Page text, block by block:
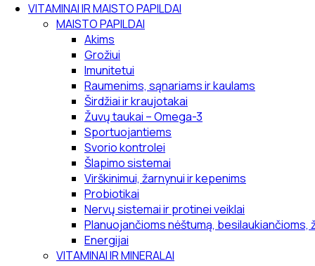
VITAMINAI IR MAISTO PAPILDAI
MAISTO PAPILDAI
Akims
Grožiui
Imunitetui
Raumenims, sąnariams ir kaulams
Širdžiai ir kraujotakai
Žuvų taukai – Omega-3
Sportuojantiems
Svorio kontrolei
Šlapimo sistemai
Virškinimui, žarnynui ir kepenims
Probiotikai
Nervų sistemai ir protinei veiklai
Planuojančioms nėštumą, besilaukiančioms,
Energijai
VITAMINAI IR MINERALAI